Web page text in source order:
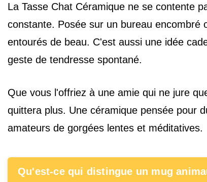
La Tasse Chat Céramique ne se contente
constante. Posée sur un bureau encombré
entourés de beau. C'est aussi une idée
geste de tendresse spontané.
Que vous l'offriez à une amie qui ne jure
quittera plus. Une céramique pensée pour
amateurs de gorgées lentes et méditatives.
Qu'est-ce qui distingue un mug